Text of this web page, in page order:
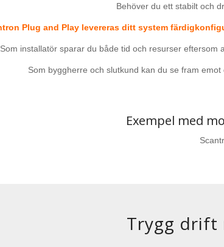
Behöver du ett stabilt och
Plug and Play levereras ditt system
Som installatör sparar du både tid och resurser
Som byggherre och slutkund kan du se fram
Exempel med
Trygg drift